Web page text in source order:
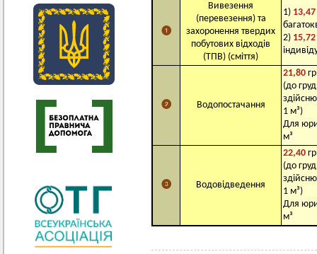
❶
Вивезення
(перевезення) та
захоронення твердих
побутових відходів
(ТПВ) (сміття)
1) 13,47
2) 15,72
❷ Водопостачання
21,80
(до
1 м³)
Для
м³
❸ Водовідведення
22,40
(до
1 м³)
Для
м³